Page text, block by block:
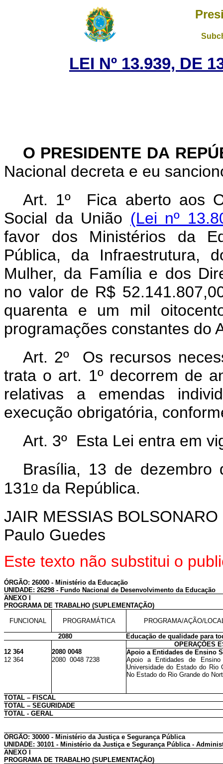
LEI Nº 13.939, DE
O PRESIDENTE DA
Nacional decreta e eu
Art. 1º Fica aberto aos
Social da União (Lei nº
favor dos Ministérios da
Pública, da Infraestrutura,
Mulher, da Família e dos
no valor de R$
quarenta e um mil
programações constantes do
Art. 2º Os recursos
trata o art. 1º decorrem de
relativas a emendas
execução obrigatória,
Art. 3º Esta Lei entra em
Brasília, 13 de dezembro
131o da República.
JAIR MESSIAS BOLSONARO
Paulo Guedes
Este texto não substitui o
ÓRGÃO: 26000 - Ministério da Educação
UNIDADE: 26298 - Fundo Nacional de Desenvolvimento da Educação
ANEXO I
PROGRAMA DE TRABALHO (SUPLEMENTAÇÃO)
FUNCIONAL PROGRAMÁTICA PROGRAMA/AÇÃO/
2080
Educação de qualidade para
OPERAÇÕES
12 364
2080 0048
Apoio a Entidades de Ensino
12 364
2080 0048 7238
Apoio a Entidades de
Universidade do Estado do Rio
No Estado do Rio Grande do
TOTAL – FISCAL
TOTAL – SEGURIDADE
TOTAL - GERAL
ÓRGÃO: 30000 - Ministério da Justiça e Segurança Pública
UNIDADE: 30101 - Ministério da Justiça e Segurança Pública -
ANEXO I
PROGRAMA DE TRABALHO (SUPLEMENTAÇÃO)